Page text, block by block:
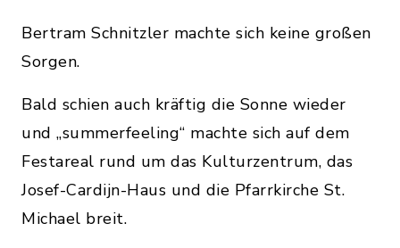
Bertram Schnitzler machte sich keine großen
Sorgen.
Bald schien auch kräftig die Sonne wieder
und „summerfeeling“ machte sich auf dem
Festareal rund um das Kulturzentrum, das
Josef-Cardijn-Haus und die Pfarrkirche St.
Michael breit.